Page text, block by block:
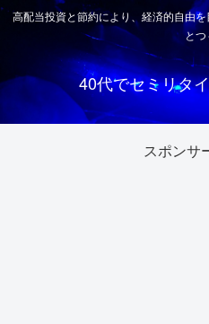
高配当投資と節約により、経済的自由
とつ
40代でセミリタ
スポンサ